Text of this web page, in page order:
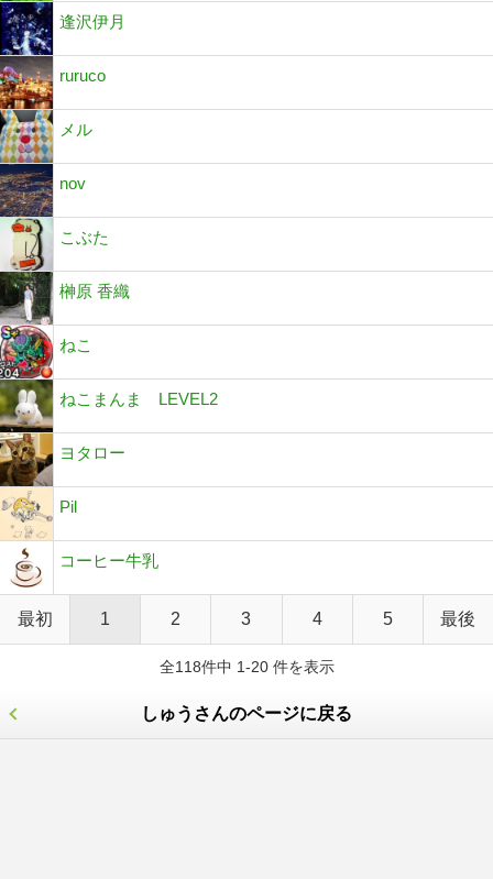
逢沢伊月
ruruco
メル
nov
こぶた
榊原 香織
ねこ
ねこまんま LEVEL2
ヨタロー
Pil
コーヒー牛乳
最初 1 2 3 4 5 最後
全118件中 1-20 件を表示
しゅうさんのページに戻る